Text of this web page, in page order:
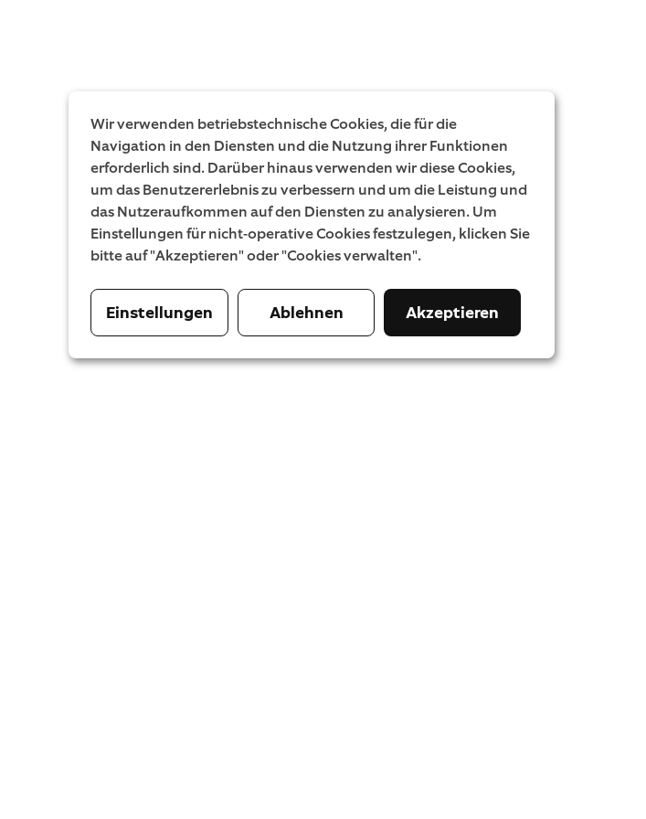
Wir verwenden betriebstechnische Cookies, die für die
Navigation in den Diensten und die Nutzung ihrer Funktionen
erforderlich sind. Darüber hinaus verwenden wir diese Cookies,
um das Benutzererlebnis zu verbessern und um die Leistung und
das Nutzeraufkommen auf den Diensten zu analysieren. Um
Einstellungen für nicht-operative Cookies festzulegen, klicken Sie
bitte auf "Akzeptieren" oder "Cookies verwalten".
Einstellungen Ablehnen Akzeptieren